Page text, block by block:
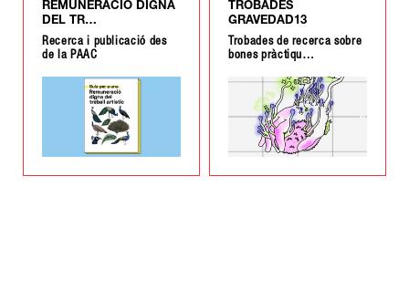
REMUNERACIÓ DIGNA
DEL TR…
Recerca i publicació des
de la PAAC
TROBADES
GRAVEDAD13
Trobades de recerca sobre
bones pràctiqu…